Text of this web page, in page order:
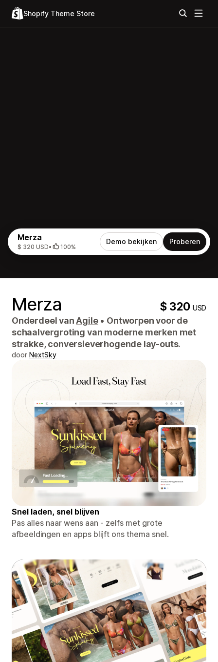
Shopify Theme Store
Merza
$ 320 USD• 100%
Demo bekijken Proberen
Merza $ 320USD
Onderdeel vanAgile • Ontworpen voor de
schaalvergroting van moderne merken met
strakke, conversieverhogende lay-outs.
door NextSky
Snel laden, snel blijven
Pas alles naar wens aan - zelfs met grote
afbeeldingen en apps blijft ons thema snel.